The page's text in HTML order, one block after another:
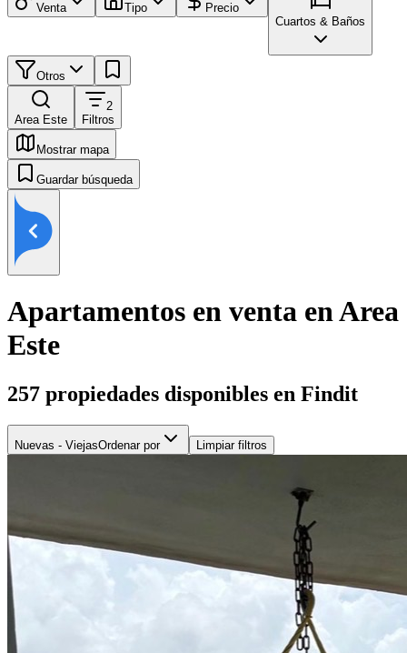
Venta Tipo
Precio
Cuartos & Baños
Otros
Area Este
2
Filtros
Mostrar mapa
Guardar búsqueda
Apartamentos en venta en Area
Este
257 propiedades disponibles en Findit
Nuevas - ViejasOrdenar por Limpiar filtros